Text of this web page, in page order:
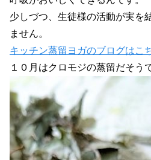
少しづつ、生徒様の活動が実を
ません。
キッチン蒸留ヨガのブログはこ
１０月はクロモジの蒸留だそう